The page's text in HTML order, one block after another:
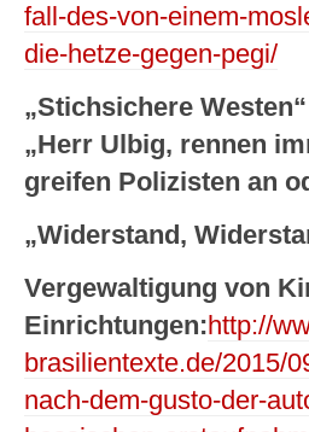
fall-des-von-einem-
die-hetze-gegen-pegi/
„Stichsichere
„Herr Ulbig, rennen
greifen Polizisten an
„Widerstand,
Vergewaltigung von
Einrichtungen:http://
brasilientexte.de/2015/
nach-dem-gusto-der-